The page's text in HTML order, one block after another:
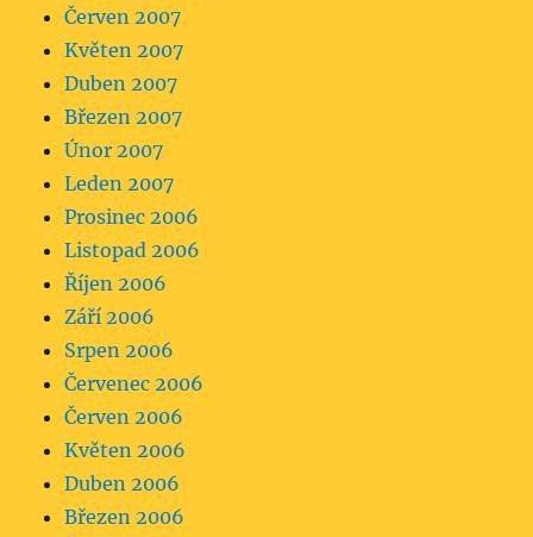
Červen 2007
Květen 2007
Duben 2007
Březen 2007
Únor 2007
Leden 2007
Prosinec 2006
Listopad 2006
Říjen 2006
Září 2006
Srpen 2006
Červenec 2006
Červen 2006
Květen 2006
Duben 2006
Březen 2006